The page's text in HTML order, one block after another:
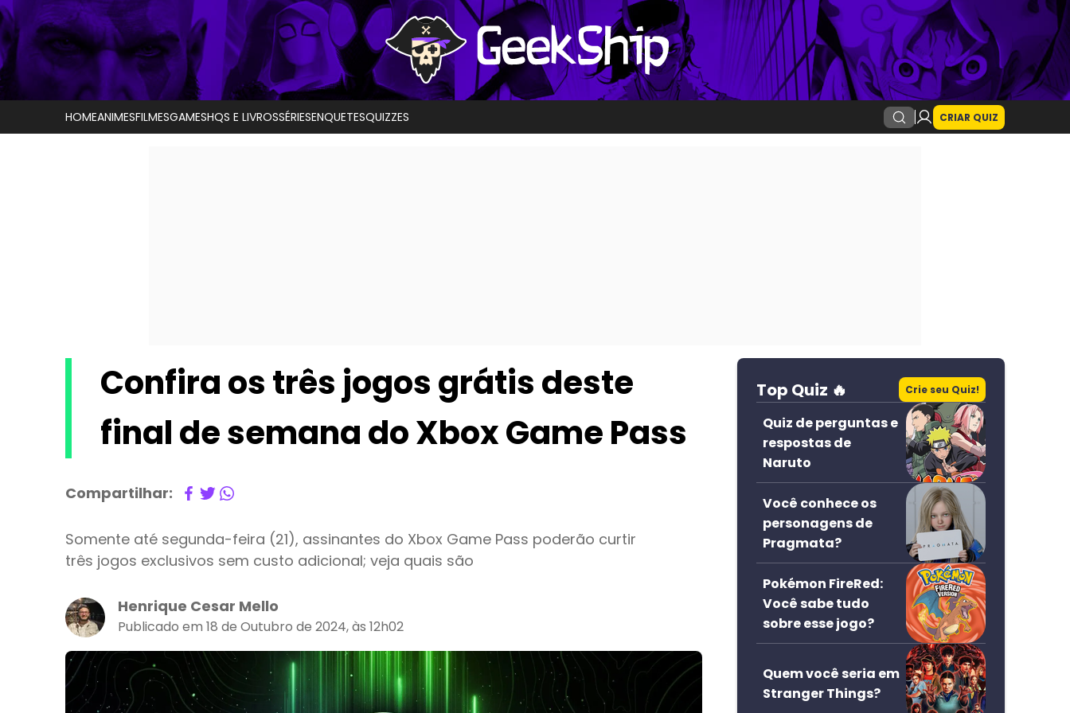
HOMEANIMESFILMESGAMESHQS E LIVROSSÉRIESENQUETESQUIZZES CRIAR QUIZ
Confira os três jogos grátis deste
final de semana do Xbox Game Pass
Compartilhar:
Somente até segunda-feira (21), assinantes do Xbox Game Pass poderão curtir
três jogos exclusivos sem custo adicional; veja quais são
Henrique Cesar Mello
Publicado em 18 de Outubro de 2024, às 12h02
Top Quiz 🔥 Crie seu Quiz!
Quiz de perguntas e
respostas de
Naruto
Você conhece os
personagens de
Pragmata?
Pokémon FireRed:
Você sabe tudo
sobre esse jogo?
Quem você seria em
Stranger Things?